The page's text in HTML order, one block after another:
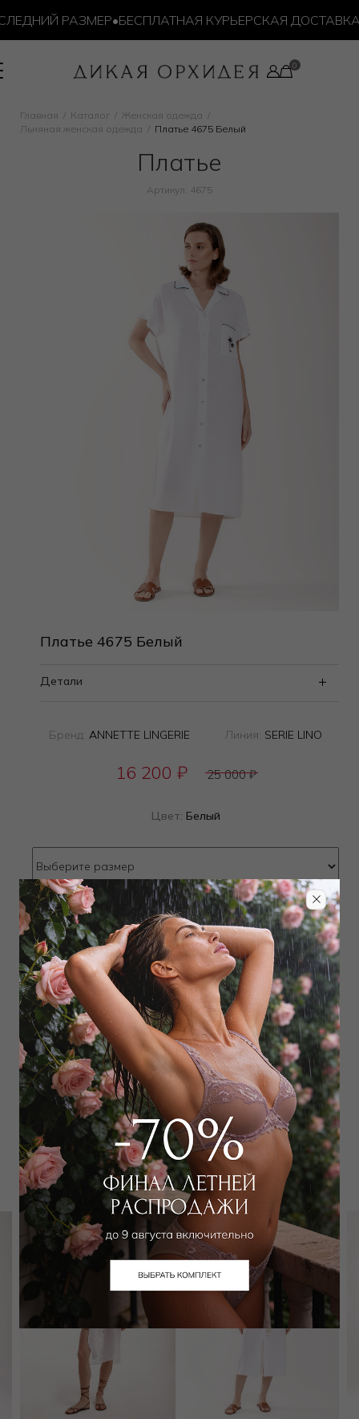
РАЗМЕР•БЕСПЛАТНАЯ КУРЬЕРСКАЯ ДОСТАВКА
Главная Каталог
Женская одежда
Льняная женская одежда
Платье 4675 Белый
Платье
Артикул: 4675
Платье 4675 Белый
Детали
Бренд:ANNETTE LINGERIE Линия: SERIE LINO
16 200 ₽ 25 000₽
Цвет: Белый
Определить размер
Наличие в магазинах
ТОВАР РАСПРОДАН
Добавить в избранное
Забронировать в магазине
Вам может подойти